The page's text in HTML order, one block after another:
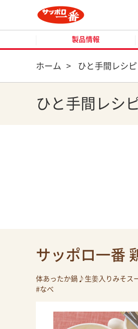
製品情報
ホーム > ひと手間レシピ
ひと手間レシ
サッポロ一番
体あったか鍋♪生姜入りみそス
#なべ